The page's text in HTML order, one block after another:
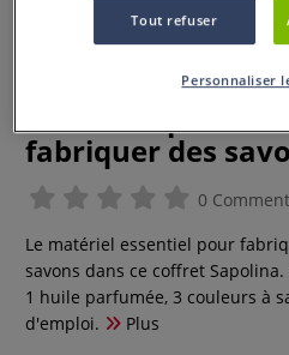
fabriquer des
0
Le matériel essentiel pour
savons dans ce coffret
1 huile parfumée, 3 couleurs à
d'emploi.
Plus
Tout refuser
Personnaliser